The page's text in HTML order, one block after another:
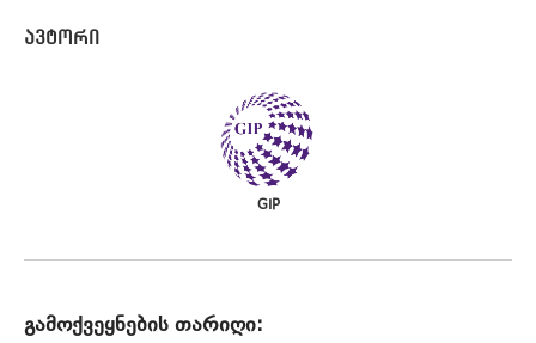
GIP
გამოქვეყნების თარიღი: